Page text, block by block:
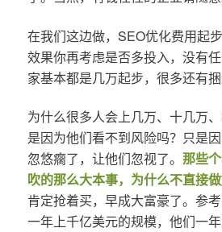
在我们这边做，SEO优化费用起
效果你再考虑是否多投入，没有
家基本都是几万起步，很多还有捆
为什么很多人会上几万、十几万
是因为他们看不到风险吗？只是
忽悠瘸了，让他们忽视了。 那些
吹的那么大本事，为什么不直接做
肯定抢着买，早成大富豪了。参
一年上千亿美元的规模，他们一